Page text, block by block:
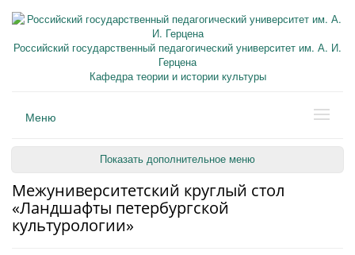
Российский государственный педагогический университет им. А. И.
Герцена
Кафедра теории и истории культуры
Меню
Показать дополнительное меню
Межуниверситетский круглый стол
«Ландшафты петербургской
культурологии»